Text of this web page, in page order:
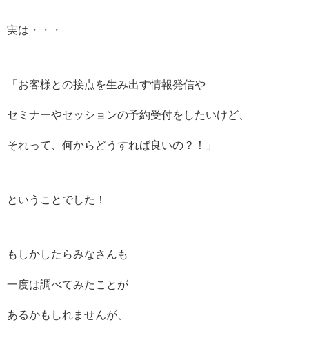
実は・・・
「お客様との接点を生み出す情報発信や
セミナーやセッションの予約受付をしたいけど、
それって、何からどうすれば良いの？！」
ということでした！
もしかしたらみなさんも
一度は調べてみたことが
あるかもしれませんが、